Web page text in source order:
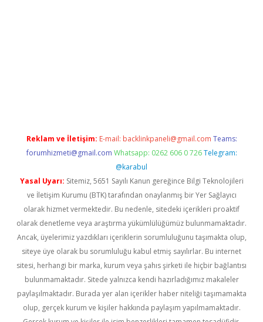
Reklam ve İletişim: E-mail: backlinkpaneli@gmail.com Teams:
forumhizmeti@gmail.com Whatsapp: 0262 606 0 726 Telegram:
@karabul
Yasal Uyarı: Sitemiz, 5651 Sayılı Kanun gereğince Bilgi Teknolojileri
ve İletişim Kurumu (BTK) tarafından onaylanmış bir Yer Sağlayıcı
olarak hizmet vermektedir. Bu nedenle, sitedeki içerikleri proaktif
olarak denetleme veya araştırma yükümlülüğümüz bulunmamaktadır.
Ancak, üyelerimiz yazdıkları içeriklerin sorumluluğunu taşımakta olup,
siteye üye olarak bu sorumluluğu kabul etmiş sayılırlar. Bu internet
sitesi, herhangi bir marka, kurum veya şahıs şirketi ile hiçbir bağlantısı
bulunmamaktadır. Sitede yalnızca kendi hazırladığımız makaleler
paylaşılmaktadır. Burada yer alan içerikler haber niteliği taşımamakta
olup, gerçek kurum ve kişiler hakkında paylaşım yapılmamaktadır.